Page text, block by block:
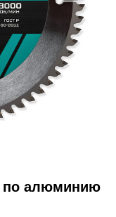
по алюминию